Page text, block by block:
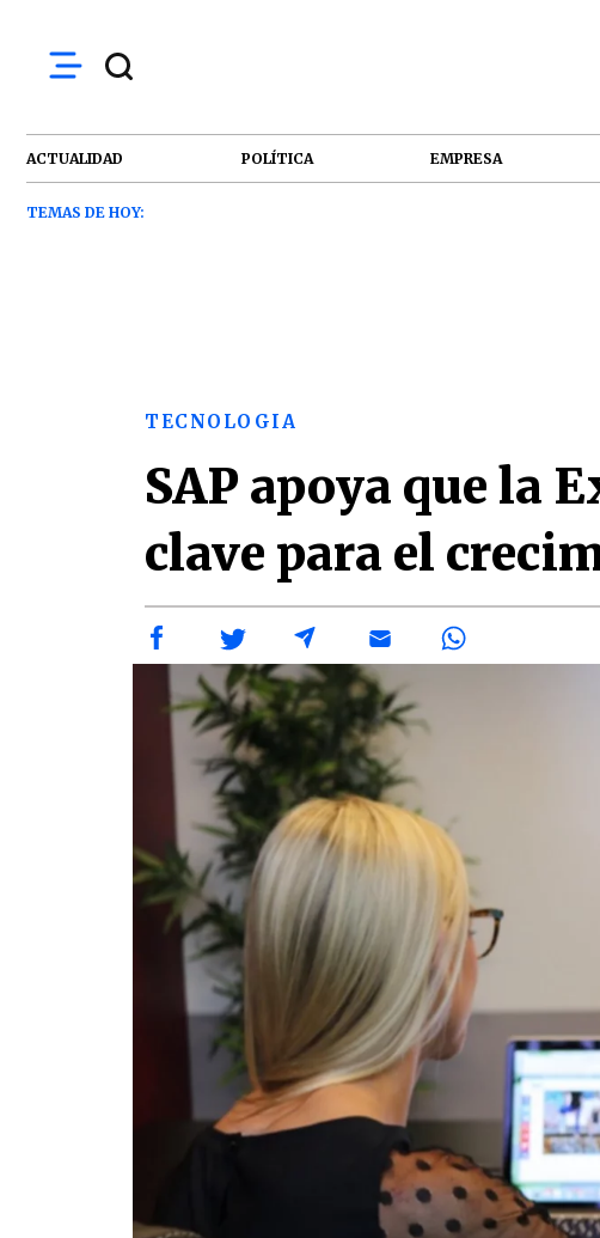
ACTUALIDAD POLÍTICA EMPRESA
TEMAS DE HOY:
TECNOLOGIA
SAP apoya que la
clave para el